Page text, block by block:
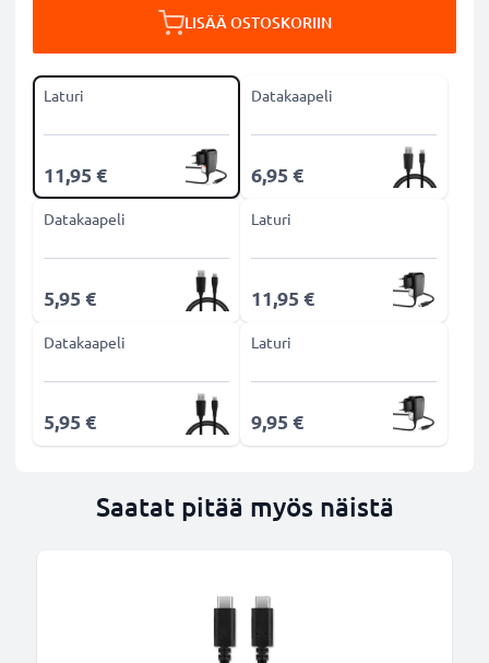
LISÄÄ OSTOSKORIIN
Laturi
11,95 €
Datakaapeli
6,95 €
Datakaapeli
5,95 €
Laturi
11,95 €
Datakaapeli
5,95 €
Laturi
9,95 €
Saatat pitää myös näistä